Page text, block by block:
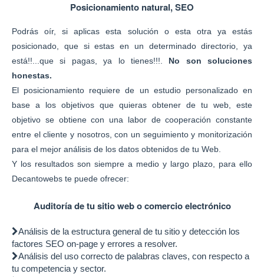
Posicionamiento natural, SEO
Podrás oír, si aplicas esta solución o esta otra ya estás
posicionado, que si estas en un determinado directorio, ya
está!!...que si pagas, ya lo tienes!!!. No son soluciones
honestas.
El posicionamiento requiere de un estudio personalizado en
base a los objetivos que quieras obtener de tu web, este
objetivo se obtiene con una labor de cooperación constante
entre el cliente y nosotros, con un seguimiento y monitorización
para el mejor análisis de los datos obtenidos de tu Web.
Y los resultados son siempre a medio y largo plazo, para ello
Decantowebs te puede ofrecer:
Auditoría de tu sitio web o comercio electrónico
Análisis de la estructura general de tu sitio y detección los
factores SEO on-page y errores a resolver.
Análisis del uso correcto de palabras claves, con respecto a
tu competencia y sector.